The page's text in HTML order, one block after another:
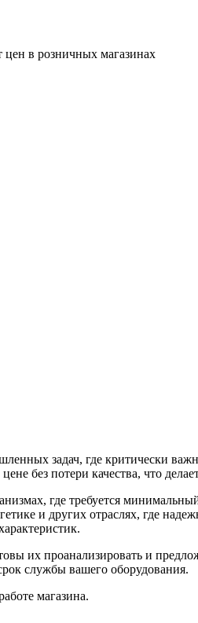
цен в розничных магазинах
задач, где критически
без потери качества, что
где требуется
и других отраслях, где
их проанализировать и
службы вашего оборудования.
магазина.